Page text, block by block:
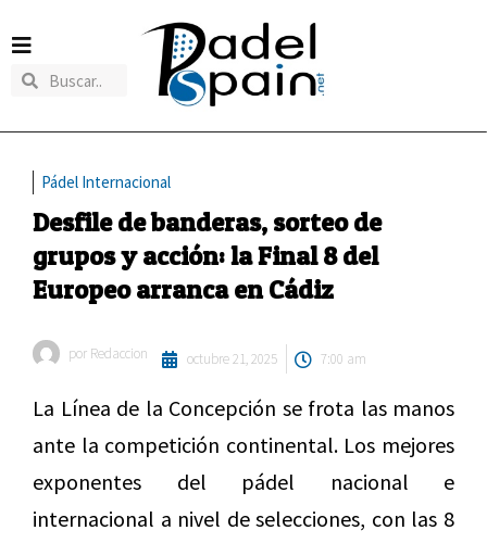
Pádel Internacional
Desfile de banderas, sorteo de
grupos y acción: la Final 8 del
Europeo arranca en Cádiz
por Redaccion octubre 21, 2025 7:00 am
La Línea de la Concepción se frota las manos
ante la competición continental. Los mejores
exponentes del pádel nacional e
internacional a nivel de selecciones, con las 8